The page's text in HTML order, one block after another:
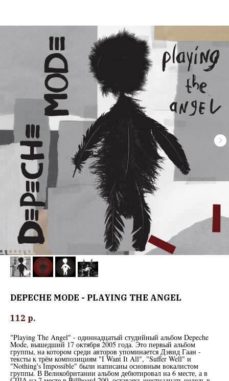
DEPECHE MODE - PLAYING THE ANGEL
112 р.
"Playing The Angel" - одиннадцатый студийный альбом Depeche
Mode, вышедший 17 октября 2005 года. Это первый альбом
группы, на котором среди авторов упоминается Дэвид Гаан -
тексты к трём композициям "I Want It All", "Suffer Well" и
"Nothing's Impossible" были написаны основным вокалистом
группы. В Великобритании альбом дебютировал на 6 месте, а в